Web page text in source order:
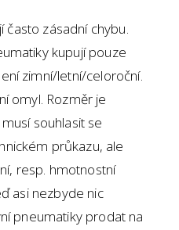
často zásadní chybu.
kupují pouze
zimní/letní/celoroční.
omyl. Rozměr je
souhlasit se
průkazu, ale
resp. hmotnostní
asi nezbyde nic
pneumatiky prodat na